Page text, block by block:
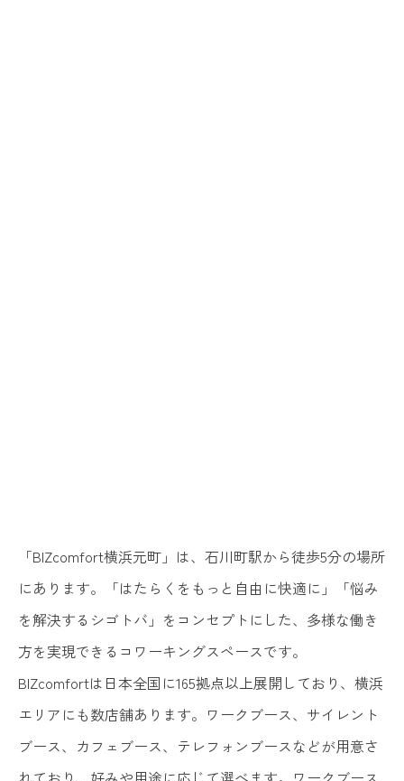
「BIZcomfort横浜元町」は、石川町駅から徒歩5分の場所
にあります。「はたらくをもっと自由に快適に」「悩み
を解決するシゴトバ」をコンセプトにした、多様な働き
方を実現できるコワーキングスペースです。
BIZcomfortは日本全国に165拠点以上展開しており、横浜
エリアにも数店舗あります。ワークブース、サイレント
ブース、カフェブース、テレフォンブースなどが用意さ